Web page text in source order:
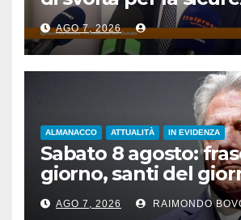
lavoro”
AGO 7, 2026
ALMANACCO ATTUALITÀ IN EVIDENZA
Sabato 8 agosto:
giorno, santi del
famosi, accadde
AGO 7, 2026 RAIMONDO